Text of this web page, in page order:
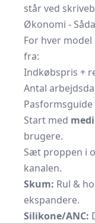
står ved
Økonomi -
For hver
fra:
Indkøbspris +
Antal
Pasformsguide
Start med
brugere.
Sæt proppen i
kanalen.
Skum: Rul &
ekspandere.
Silikone/ANC: